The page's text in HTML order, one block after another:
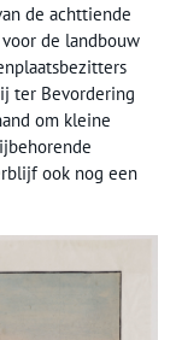
de achttiende
de landbouw
ter Bevordering
om kleine
ook nog een